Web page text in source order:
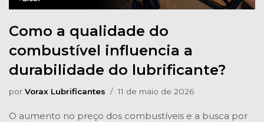
Como a qualidade do
combustível influencia a
durabilidade do lubrificante?
por Vorax Lubrificantes 11 de maio de 2026
O aumento no preço dos combustíveis e a busca por